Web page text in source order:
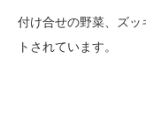
付け合せの野菜、ズッ
トされています。